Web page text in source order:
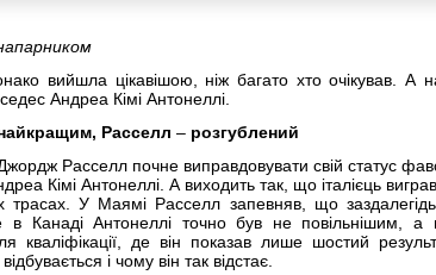
вийшла цікавішою, ніж багато хто очікував. А
Андреа Кімі Антонеллі.
Расселл– розгублений
Расселл почне виправдовувати свій статус
Кімі Антонеллі. А виходить так, що італієць
трасах. У Маямі Расселл запевняв, що
в Канаді Антонеллі точно був не повільнішим,
де він показав лише шостий
і чому він так відстає.